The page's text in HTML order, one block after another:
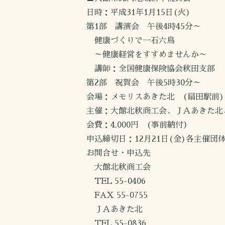
日時：平成31年1月15日(火)
第1部 講演会 午後4時45分～
健康づくりで一石六鳥
～健康経営をすすめませんか～
講師：全国健康保険協会秋田支部
第2部 祝賀会 午後5時30分～
会場：メモリスあきた北 (扇田駅前)
主催：大館北秋商工会、ＪＡあきた
会費：4,000円 (事前納付）
申込締切日：12月21日(金)各主催団
お問合せ・申込先
大館北秋商工会
TEL 55-0406
FAX 55-0755
ＪＡあきた北
TEL 55-0836